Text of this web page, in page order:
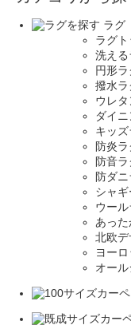
ラグ
ラグ
洗える
円形ラ
撥水ラ
ウレ
ダイ
キッ
防炎ラ
防音ラ
防ダ
シャ
ウー
あっ
北欧
ヨー
オー